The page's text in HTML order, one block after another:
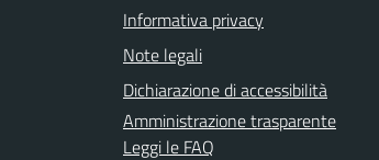
Informativa privacy
Note legali
Dichiarazione di accessibilità
Amministrazione trasparente
Leggi le FAQ